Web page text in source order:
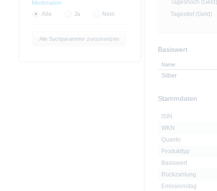
Tageshoch (Geld)
Tagestief (Geld)
Basiswert
Name
Silber
Stammdaten
ISIN
WKN
Quanto
Produkttyp
Basiswert
Rückzahlung
Emissionstag
Merkmalen
Alle
Ja Nein
Alle Suchparameter zurücksetzen